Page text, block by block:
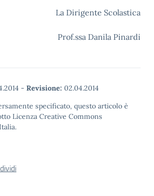
La Dirigente Scolastica
Prof.ssa Danila Pinardi
- Revisione: 02.04.2014
specificato, questo articolo è
Licenza Creative Commons